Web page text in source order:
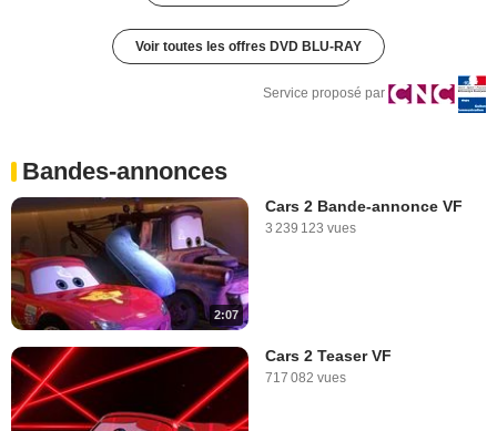
Voir toutes les offres DVD BLU-RAY
Service proposé par
Bandes-annonces
2:07
Cars 2 Bande-annonce VF
3 239 123 vues
Cars 2 Teaser VF
717 082 vues